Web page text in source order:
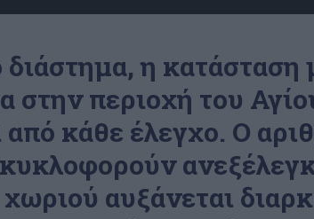
διάστημα, η κατάσταση
στην περιοχή του
από κάθε έλεγχο. Ο
αυξάνεται